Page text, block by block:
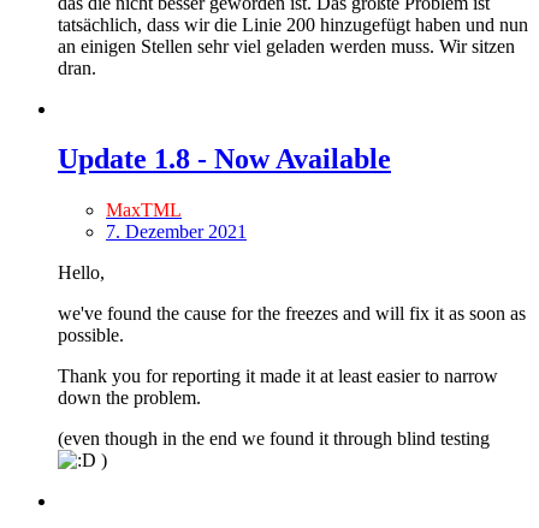
tatsächlich, dass wir die Linie 200 hinzugefügt haben und nun
an einigen Stellen sehr viel geladen werden muss. Wir sitzen
dran.
Update 1.8 - Now Available
MaxTML
7. Dezember 2021
Hello,
we've found the cause for the freezes and will fix it as soon as
possible.
Thank you for reporting it made it at least easier to narrow
down the problem.
(even though in the end we found it through blind testing
)